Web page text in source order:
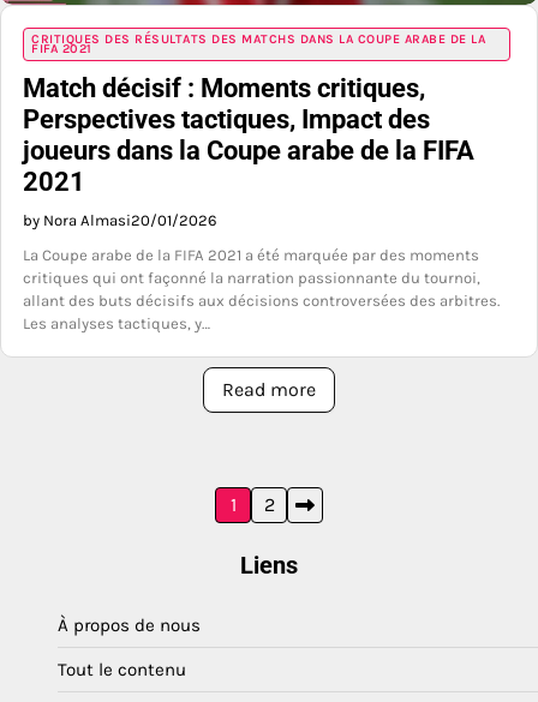
CRITIQUES DES RÉSULTATS DES MATCHS DANS LA COUPE ARABE DE LA
FIFA 2021
Match décisif : Moments critiques,
Perspectives tactiques, Impact des
joueurs dans la Coupe arabe de la FIFA
2021
by Nora Almasi20/01/2026
La Coupe arabe de la FIFA 2021 a été marquée par des moments
critiques qui ont façonné la narration passionnante du tournoi,
allant des buts décisifs aux décisions controversées des arbitres.
Les analyses tactiques, y…
Read more
1 2
Liens
À propos de nous
Tout le contenu